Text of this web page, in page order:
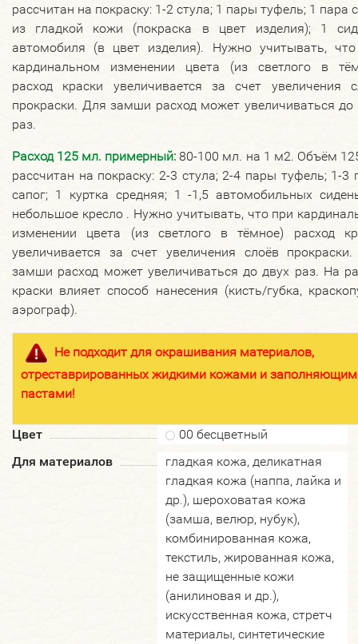
рассчитан на покраску: 1-2 стула; 1 пары туфель; 1 пара
из гладкой кожи (покраска в цвет изделия); 1
автомобиля (в цвет изделия). Нужно учитывать,
кардинальном изменении цвета (из светлого в
расход краски увеличивается за счет увеличения
прокраски. Для замши расход может увеличиваться до
раз.
Расход 125 мл. примерный: 80-100 мл. на 1 м2. Объём
рассчитан на покраску: 2-3 стула; 2-4 пары туфель; 1-3
сапог; 1 куртка средняя; 1 -1,5 автомобильных
небольшое кресло . Нужно учитывать, что при
изменении цвета (из светлого в тёмное) расход
увеличивается за счет увеличения слоёв
замши расход может увеличиваться до двух раз. На
краски влияет способ нанесения (кисть/губка,
аэрограф).
Не подходит для окрашивания материалов,
отреставрированных жидкими кожами и
пастами!
Цвет
00 бесцветный
Для материалов
гладкая кожа, деликатная
гладкая кожа (наппа, лайка и
др.), шероховатая кожа
(замша, велюр, нубук),
комбинированная кожа,
текстиль, жированная кожа,
не защищенные кожи
(анилиновая и др.),
искусственная кожа, стретч
материалы, синтетические